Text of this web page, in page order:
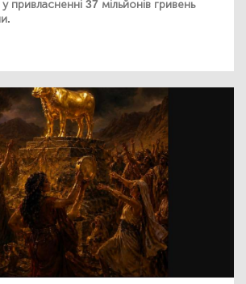
привласненні 37 мільйонів гривень